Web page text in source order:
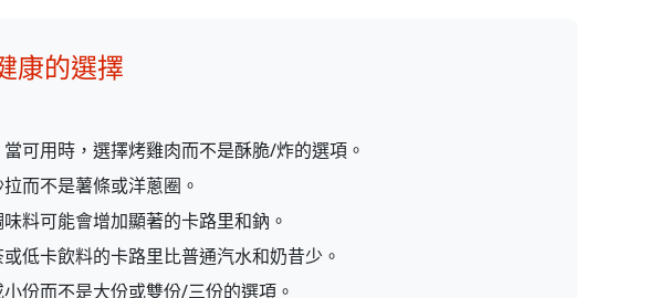
康的選擇
當可用時，選擇烤雞肉而不是酥脆/炸的選項。
而不是薯條或洋蔥圈。
料可能會增加顯著的卡路里和鈉。
低卡飲料的卡路里比普通汽水和奶昔少。
份而不是大份或雙份/三份的選項。